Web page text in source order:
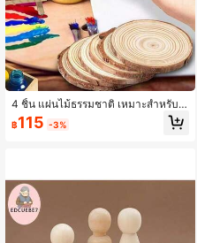
4 ชิ้น แผ่นไม้ธรรมชาติ เหมาะสำหรับก
ารตกแต่งโต๊ะกลางและงานฝีมือ - เหมา
ะสำหรับการวาดภาพ, โครงการ DIY, ต
฿115 -3%